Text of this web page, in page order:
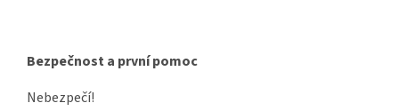
textarea
Bezpečnost a první pomoc
Nebezpečí!